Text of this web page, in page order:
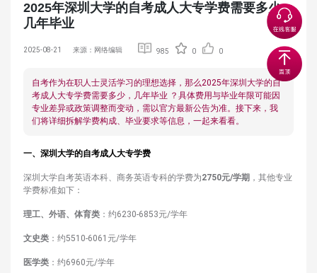
2025年深圳大学的自考成人大专学费需要多少，
几年毕业
2025-08-21 来源：网络编辑 985 0 0
自考作为在职人士灵活学习的理想选择，那么2025年深圳大学的自
考成人大专学费需要多少，几年毕业 ？具体费用与毕业年限可能因
专业差异或政策调整而变动，需以官方最新公告为准。接下来，我
们将详细拆解学费构成、毕业要求等信息，一起来看看。
一、 深圳大学的自考成人大专学费
深圳大学自考英语本科、商务英语专科的学费为‌2750元/学期 ‌，其他专业
学费标准如下：
理工、外语、体育类 ‌：约6230-6853元/学年
文史类 ‌：约5510-6061元/学年
医学类 ‌：约6960元/学年